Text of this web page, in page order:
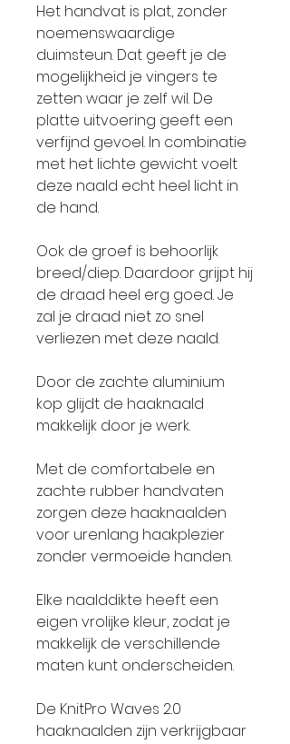
Het handvat is plat, zonder
noemenswaardige
duimsteun. Dat geeft je de
mogelijkheid je vingers te
zetten waar je zelf wil. De
platte uitvoering geeft een
verfijnd gevoel. In combinatie
met het lichte gewicht voelt
deze naald echt heel licht in
de hand.
Ook de groef is behoorlijk
breed/diep. Daardoor grijpt hij
de draad heel erg goed. Je
zal je draad niet zo snel
verliezen met deze naald.
Door de zachte aluminium
kop glijdt de haaknaald
makkelijk door je werk.
Met de comfortabele en
zachte rubber handvaten
zorgen deze haaknaalden
voor urenlang haakplezier
zonder vermoeide handen.
Elke naalddikte heeft een
eigen vrolijke kleur, zodat je
makkelijk de verschillende
maten kunt onderscheiden.
De KnitPro Waves 2.0
haaknaalden zijn verkrijgbaar